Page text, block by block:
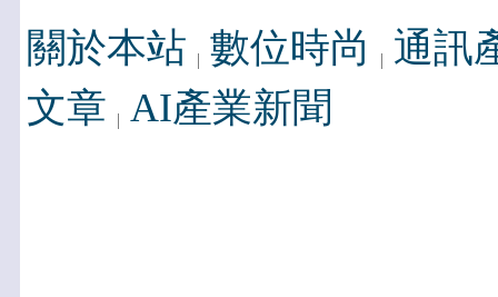
關於本站 數位時尚
通訊
文章 AI產業新聞